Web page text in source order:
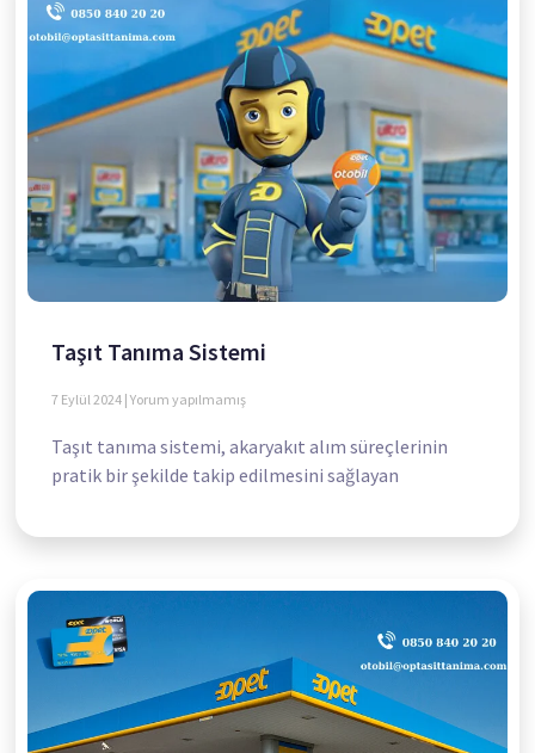
Taşıt Tanıma Sistemi
7 Eylül 2024 Yorum yapılmamış
Taşıt tanıma sistemi, akaryakıt alım süreçlerinin
pratik bir şekilde takip edilmesini sağlayan